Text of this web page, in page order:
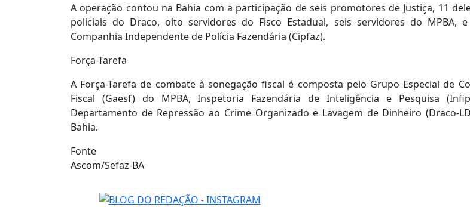
A operação contou na Bahia com a participação de seis promotores de Justiça, 11
policiais do Draco, oito servidores do Fisco Estadual, seis servidores do MPBA,
Companhia Independente de Polícia Fazendária (Cipfaz).
Força-Tarefa
A Força-Tarefa de combate à sonegação fiscal é composta pelo Grupo Especial de
Fiscal (Gaesf) do MPBA, Inspetoria Fazendária de Inteligência e Pesquisa
Departamento de Repressão ao Crime Organizado e Lavagem de Dinheiro (Draco-
Bahia.
Fonte
Ascom/Sefaz-BA